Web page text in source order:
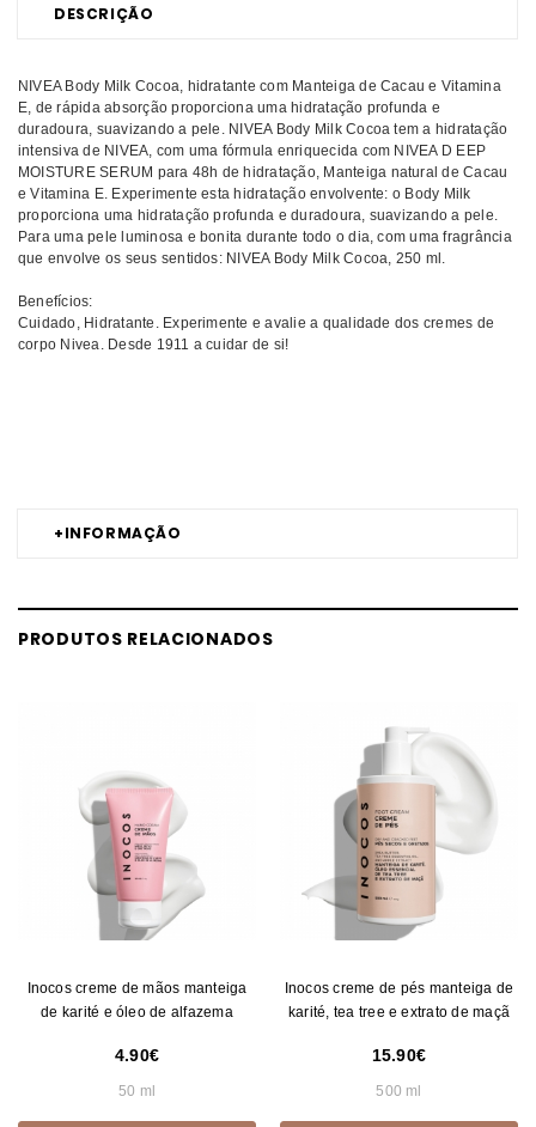
DESCRIÇÃO
+INFORMAÇÃO
NIVEA Body Milk Cocoa, hidratante com Manteiga de Cacau e Vitamina
E, de rápida absorção proporciona uma hidratação profunda e
duradoura, suavizando a pele. NIVEA Body Milk Cocoa tem a hidratação
intensiva de NIVEA, com uma fórmula enriquecida com NIVEA D EEP
MOISTURE SERUM para 48h de hidratação, Manteiga natural de Cacau
e Vitamina E. Experimente esta hidratação envolvente: o Body Milk
proporciona uma hidratação profunda e duradoura, suavizando a pele.
Para uma pele luminosa e bonita durante todo o dia, com uma fragrância
que envolve os seus sentidos: NIVEA Body Milk Cocoa, 250 ml.
Benefícios:
Cuidado, Hidratante. Experimente e avalie a qualidade dos cremes de
corpo Nivea. Desde 1911 a cuidar de si!
PRODUTOS RELACIONADOS
Inocos creme de mãos manteiga
de karité e óleo de alfazema
4.90
50 ml
Inocos creme de pés manteiga de
karité, tea tree e extrato de maç
15.90
500 ml